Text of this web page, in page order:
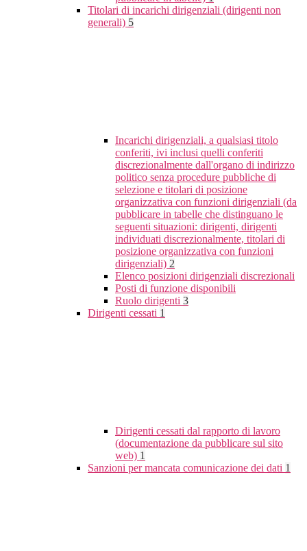
Titolari di incarichi dirigenziali (dirigenti non
generali) 5
Incarichi dirigenziali, a qualsiasi titolo
conferiti, ivi inclusi quelli conferiti
discrezionalmente dall'organo di indirizzo
politico senza procedure pubbliche di
selezione e titolari di posizione
organizzativa con funzioni dirigenziali (da
pubblicare in tabelle che distinguano le
seguenti situazioni: dirigenti, dirigenti
individuati discrezionalmente, titolari di
posizione organizzativa con funzioni
dirigenziali) 2
Elenco posizioni dirigenziali discrezionali
Posti di funzione disponibili
Ruolo dirigenti 3
Dirigenti cessati 1
Dirigenti cessati dal rapporto di lavoro
(documentazione da pubblicare sul sito
web) 1
Sanzioni per mancata comunicazione dei dati 1